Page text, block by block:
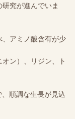
究が進んでいま
、アミノ酸含有が少
ン）、リジン、ト
順調な生長が見込